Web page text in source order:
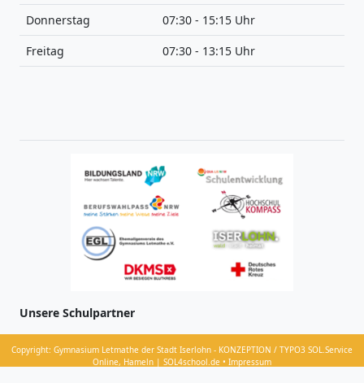
Donnerstag
07:30 - 15:15 Uhr
Freitag
07:30 - 13:15 Uhr
Unsere Schulpartner
Copyright: Gymnasium Letmathe der Stadt Iserlohn - KONZEPTION / TYPO3 SOL.Service
Online, Hameln | SOL4school.de • Impressum